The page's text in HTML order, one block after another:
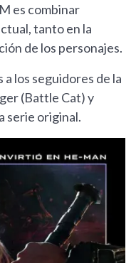
es combinar
tanto en la
de los personajes.
los seguidores de la
(Battle Cat) y
serie original.